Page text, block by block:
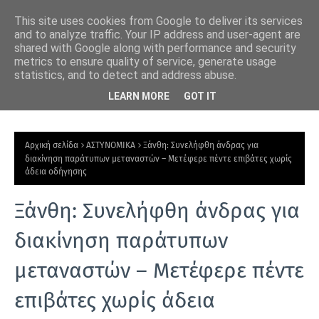
Ε
Π
Κ
Ι
Ρ
Η
τον Αύγουστο για ετήσια συντήρηση
Αρχική σελίδα ΑΣΤΥΝΟΜΙΚΑ
Ξάνθη: Συνελήφθη άνδρας για
διακίνηση παράτυπων μεταναστών – Μετέφερε πέντε επιβάτες χωρίς
άδεια οδήγησης
Ξάνθη: Συνελήφθη άνδρας για
διακίνηση παράτυπων
μεταναστών – Μετέφερε πέντε
επιβάτες χωρίς άδεια
This site uses cookies from Google to deliver its services
and to analyze traffic. Your IP address and user-agent are
shared with Google along with performance and security
metrics to ensure quality of service, generate usage
statistics, and to detect and address abuse.
LEARN MORE GOT IT